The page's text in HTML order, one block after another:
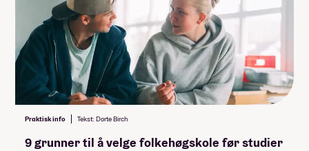
måltider per dag er inkludert)
Om du velger å bli på skolen i
hjemreisehelgene må du ordne
deg mat selv.
Lommepenger.På bloggen
forteller fire elever hvor mye
lommepenger de brukte i løpet av
Praktisk info Tekst: Dorte Birch
9 grunner til å velge folkehøgskole før studier